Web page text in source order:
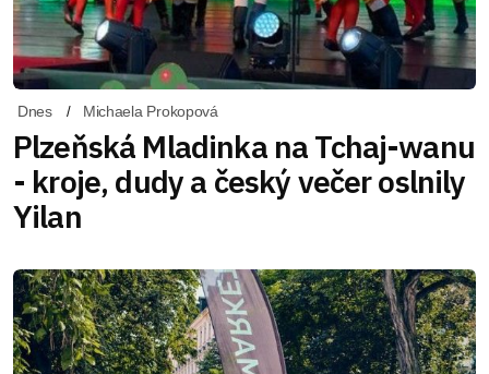
Dnes Michaela Prokopová
Plzeňská Mladinka na Tchaj-wanu
- kroje, dudy a český večer oslnily
Yilan